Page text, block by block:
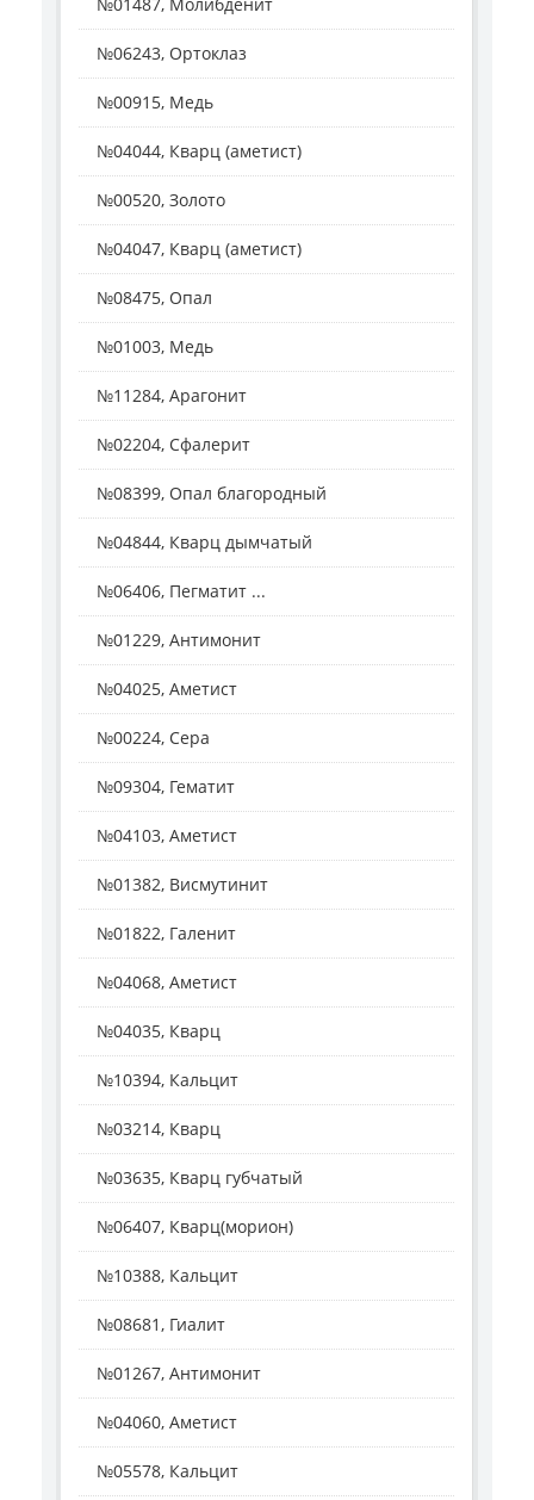
№06243, Ортоклаз
№00915, Медь
№04044, Кварц (аметист)
№00520, Золото
№04047, Кварц (аметист)
№08475, Опал
№01003, Медь
№11284, Арагонит
№02204, Сфалерит
№08399, Опал благородный
№04844, Кварц дымчатый
№06406, Пегматит ...
№01229, Антимонит
№04025, Аметист
№00224, Сера
№09304, Гематит
№04103, Аметист
№01382, Висмутинит
№01822, Галенит
№04068, Аметист
№04035, Кварц
№10394, Кальцит
№03214, Кварц
№03635, Кварц губчатый
№06407, Кварц(морион)
№10388, Кальцит
№08681, Гиалит
№01267, Антимонит
№04060, Аметист
№05578, Кальцит